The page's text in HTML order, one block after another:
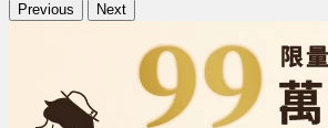
Previous Next